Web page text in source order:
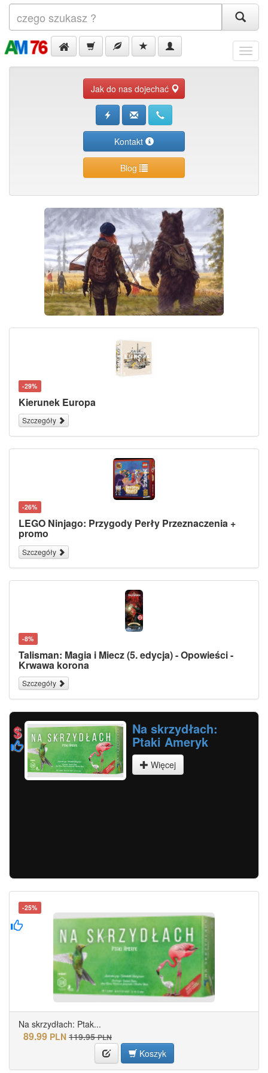
Menu
Jak do nas dojechać
Kontakt
Blog
-29%
Kierunek Europa
Szczegóły
-26%
LEGO Ninjago: Przygody Perły Przeznaczenia +
promo
Szczegóły
-8%
Talisman: Magia i Miecz (5. edycja) - Opowieści -
Krwawa korona
Szczegóły
Na skrzydłach:
Ptaki Ameryk
Więcej
-25%
Na skrzydłach: Ptak...
89.99 PLN 119.95 PLN
Koszyk